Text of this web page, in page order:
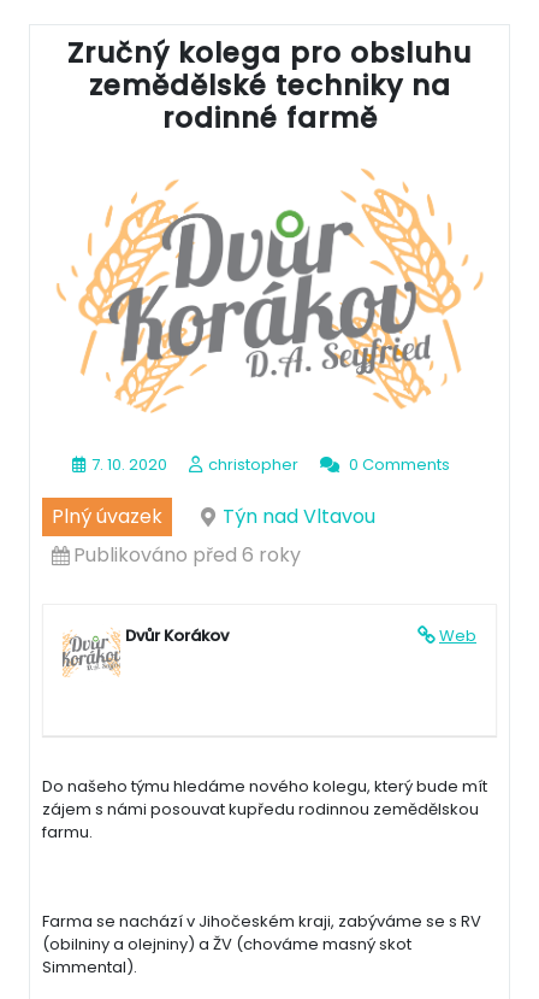
Zručný kolega pro obsluhu
zemědělské techniky na
rodinné farmě
7. 10. 2020 christopher 0 Comments
Plný úvazek
Týn nad Vltavou
Publikováno před 6 roky
Web
Dvůr Korákov
Do našeho týmu hledáme nového kolegu, který bude mít
zájem s námi posouvat kupředu rodinnou zemědělskou
farmu.
Farma se nachází v Jihočeském kraji, zabýváme se s RV
(obilniny a olejniny) a ŽV (chováme masný skot
Simmental).